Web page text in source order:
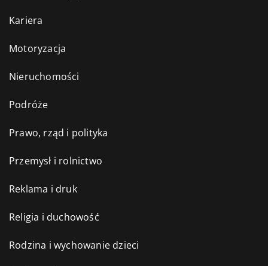
Kariera
Motoryzacja
Nieruchomości
Podróże
Prawo, rząd i polityka
Przemysł i rolnictwo
Reklama i druk
Religia i duchowość
Rodzina i wychowanie dzieci